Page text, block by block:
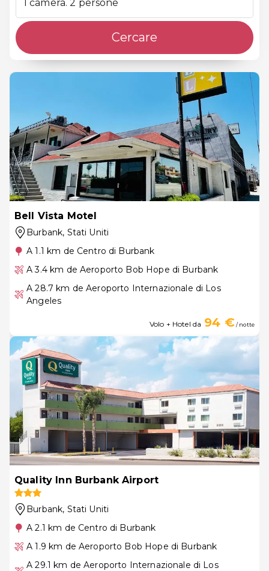
1 camera. 2 persone
Cercare
Bell Vista Motel
Burbank, Stati Uniti
A 1.1 km de Centro di Burbank
A 3.4 km de Aeroporto Bob Hope di Burbank
A 28.7 km de Aeroporto Internazionale di Los
Angeles
Volo + Hotel da 94 €/ notte
Quality Inn Burbank Airport
Burbank, Stati Uniti
A 2.1 km de Centro di Burbank
A 1.9 km de Aeroporto Bob Hope di Burbank
A 29.1 km de Aeroporto Internazionale di Los